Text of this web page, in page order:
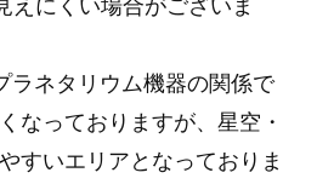
えにくい場合がございま
ラネタリウム機器の関係で
なっておりますが、星空・
すいエリアとなっておりま